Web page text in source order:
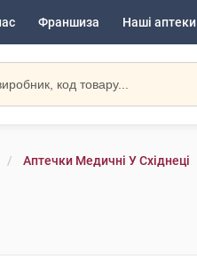
Франшиза Наші аптеки
Аптечки Медичні У Східнеці